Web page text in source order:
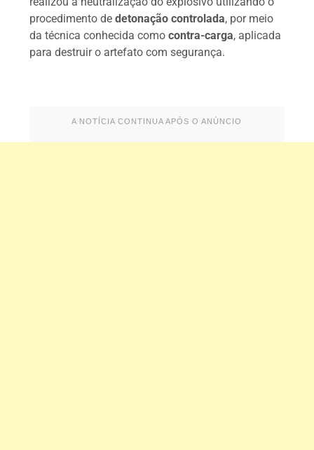
procedimento dedetonação controlada, por meio
da técnica conhecida comocontra-carga, aplicada
para destruir o artefato com segurança.
A NOTÍCIA CONTINUA APÓS O ANÚNCIO